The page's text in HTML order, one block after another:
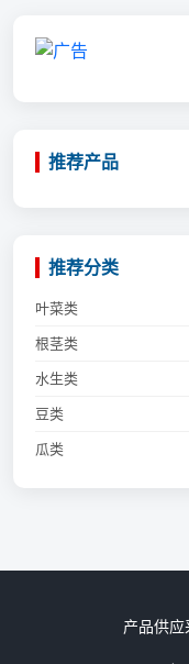
推荐产品
推荐分类
叶菜类
根茎类
水生类
豆类
瓜类
产品供应